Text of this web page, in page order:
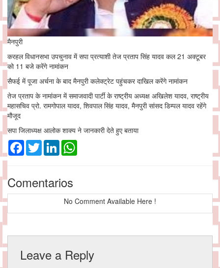
मैनपुरी
करहल विधानसभा उपचुनाव में सपा प्रत्याशी तेज प्रताप सिंह यादव कल 21 अक्टूबर
को 11 बजे करेंगे नामांकन
सैफई में पूजा अर्चना के बाद मैनपुरी कलेक्ट्रेट पहुंचकर दाखिल करेंगे नामांकन
तेज प्रताप के नामांकन में समाजवादी पार्टी के राष्ट्रीय अध्यक्ष अखिलेश यादव, राष्ट्रीय
महासचिव प्रो. रामगोपाल यादव, शिवपाल सिंह यादव, मैनपुरी सांसद डिम्पल यादव रहेंगे
मौजूद
सपा जिलाध्यक्ष आलोक शाक्य ने जानकारी देते हुए बताया
Facebook
TwitterLinkedIn
Comentarios
No Comment Available Here !
Leave a Reply